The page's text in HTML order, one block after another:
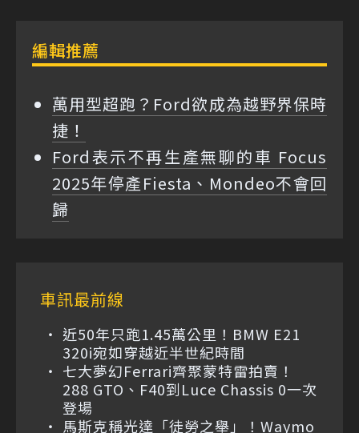
編輯推薦
萬用型超跑？Ford欲成為越野界保時
捷！
Ford表示不再生產無聊的車 Focus
2025年停產Fiesta、Mondeo不會回
歸
車訊最前線
近50年只跑1.45萬公里！BMW E21
320i宛如穿越近半世紀時間
七大夢幻Ferrari齊聚蒙特雷拍賣！
288 GTO、F40到Luce Chassis 0一次
登場
馬斯克稱光達「徒勞之舉」！Waymo